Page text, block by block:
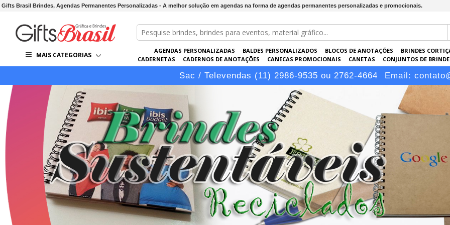
Gifts Brasil Brindes, Agendas Permanentes Personalizadas - A melhor solução em agendas na forma de agendas permanentes personalizadas e promocionais.
MAIS CATEGORIAS
AGENDAS PERSONALIZADAS BALDES PERSONALIZADOS BLOCOS DE ANOTAÇÕES
BRINDES
CADERNETAS
CADERNOS DE ANOTAÇÕES CANECAS PROMOCIONAIS CANETAS
CONJUNTOS DE
LÁPIS
LINHA VIP PASTAS KRAFT PASTAS PERSONALIZADAS PEN DRIVES PORTA-CARTÕES
Sac / Televendas (11) 2986-9535 ou 2762-4664 Email: